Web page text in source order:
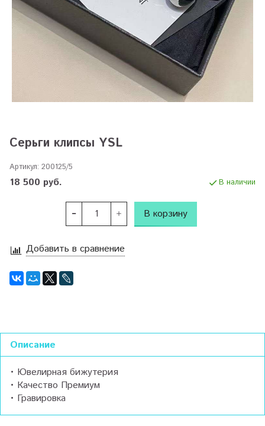
Серьги клипсы YSL
Артикул: 200125/5
18 500 руб. В наличии
В корзину
Добавить в сравнение
Описание
• Ювелирная бижутерия
• Качество Премиум
• Гравировка